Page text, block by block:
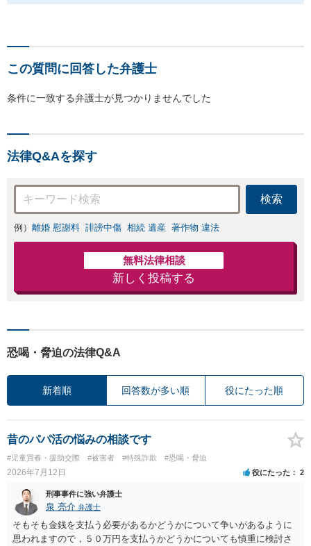
この質問に回答した弁護士
条件に一致する弁護士が見つかりませんでした
法律Q&Aを探す
検索
例） 離婚 慰謝料 誹謗中傷 相続 遺産 著作物 違法
無料法律相談
新しく投稿する
恐喝・脅迫の法律Q&A
新着順 回答数が多い順 役にたった順
昔のパパ活の悩みの相談です
#児童買春・援助交際 #被害者 #特殊詐欺 #恐喝・脅迫
2026年7月12日 役にたった 2
刑事事件に強い弁護士
泉 亮介 弁護士
そもそも金銭を支払う必要があるかどうかについて争いがあるように
思われますので，５０万円を支払うかどうかについても慎重に検討さ